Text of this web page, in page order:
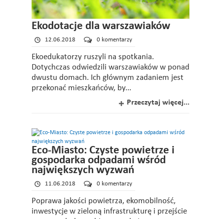
Ekodotacje dla warszawiaków
12.06.2018 0 komentarzy
Ekoedukatorzy ruszyli na spotkania.
Dotychczas odwiedzili warszawiaków w ponad
dwustu domach. Ich głównym zadaniem jest
przekonać mieszkańców, by...
Przeczytaj więcej...
Eco-Miasto: Czyste powietrze i
gospodarka odpadami wśród
największych wyzwań
11.06.2018 0 komentarzy
Poprawa jakości powietrza, ekomobilność,
inwestycje w zieloną infrastrukturę i przejście